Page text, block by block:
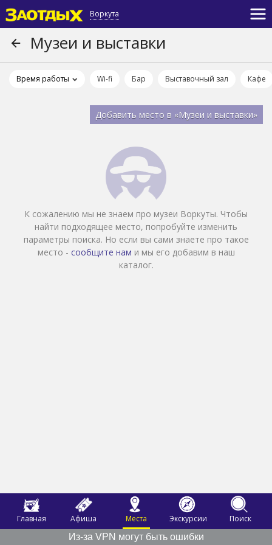
Воркута
Главная Афиша Места Экскурсии
Поиск
Из-за VPN могут быть ошибки
Музеи и выставки
Время работы Wi-fi Бар Выставочный зал Кафе
Добавить место в «Музеи и выставки»
К сожалению мы не знаем про музеи Воркуты. Чтобы
найти подходящее место, попробуйте изменить
параметры поиска. Но если вы сами знаете про такое
место - сообщите нам и мы его добавим в наш
каталог.